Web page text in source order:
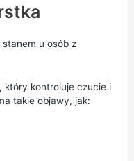
u osób z
który kontroluje czucie i
takie objawy, jak: